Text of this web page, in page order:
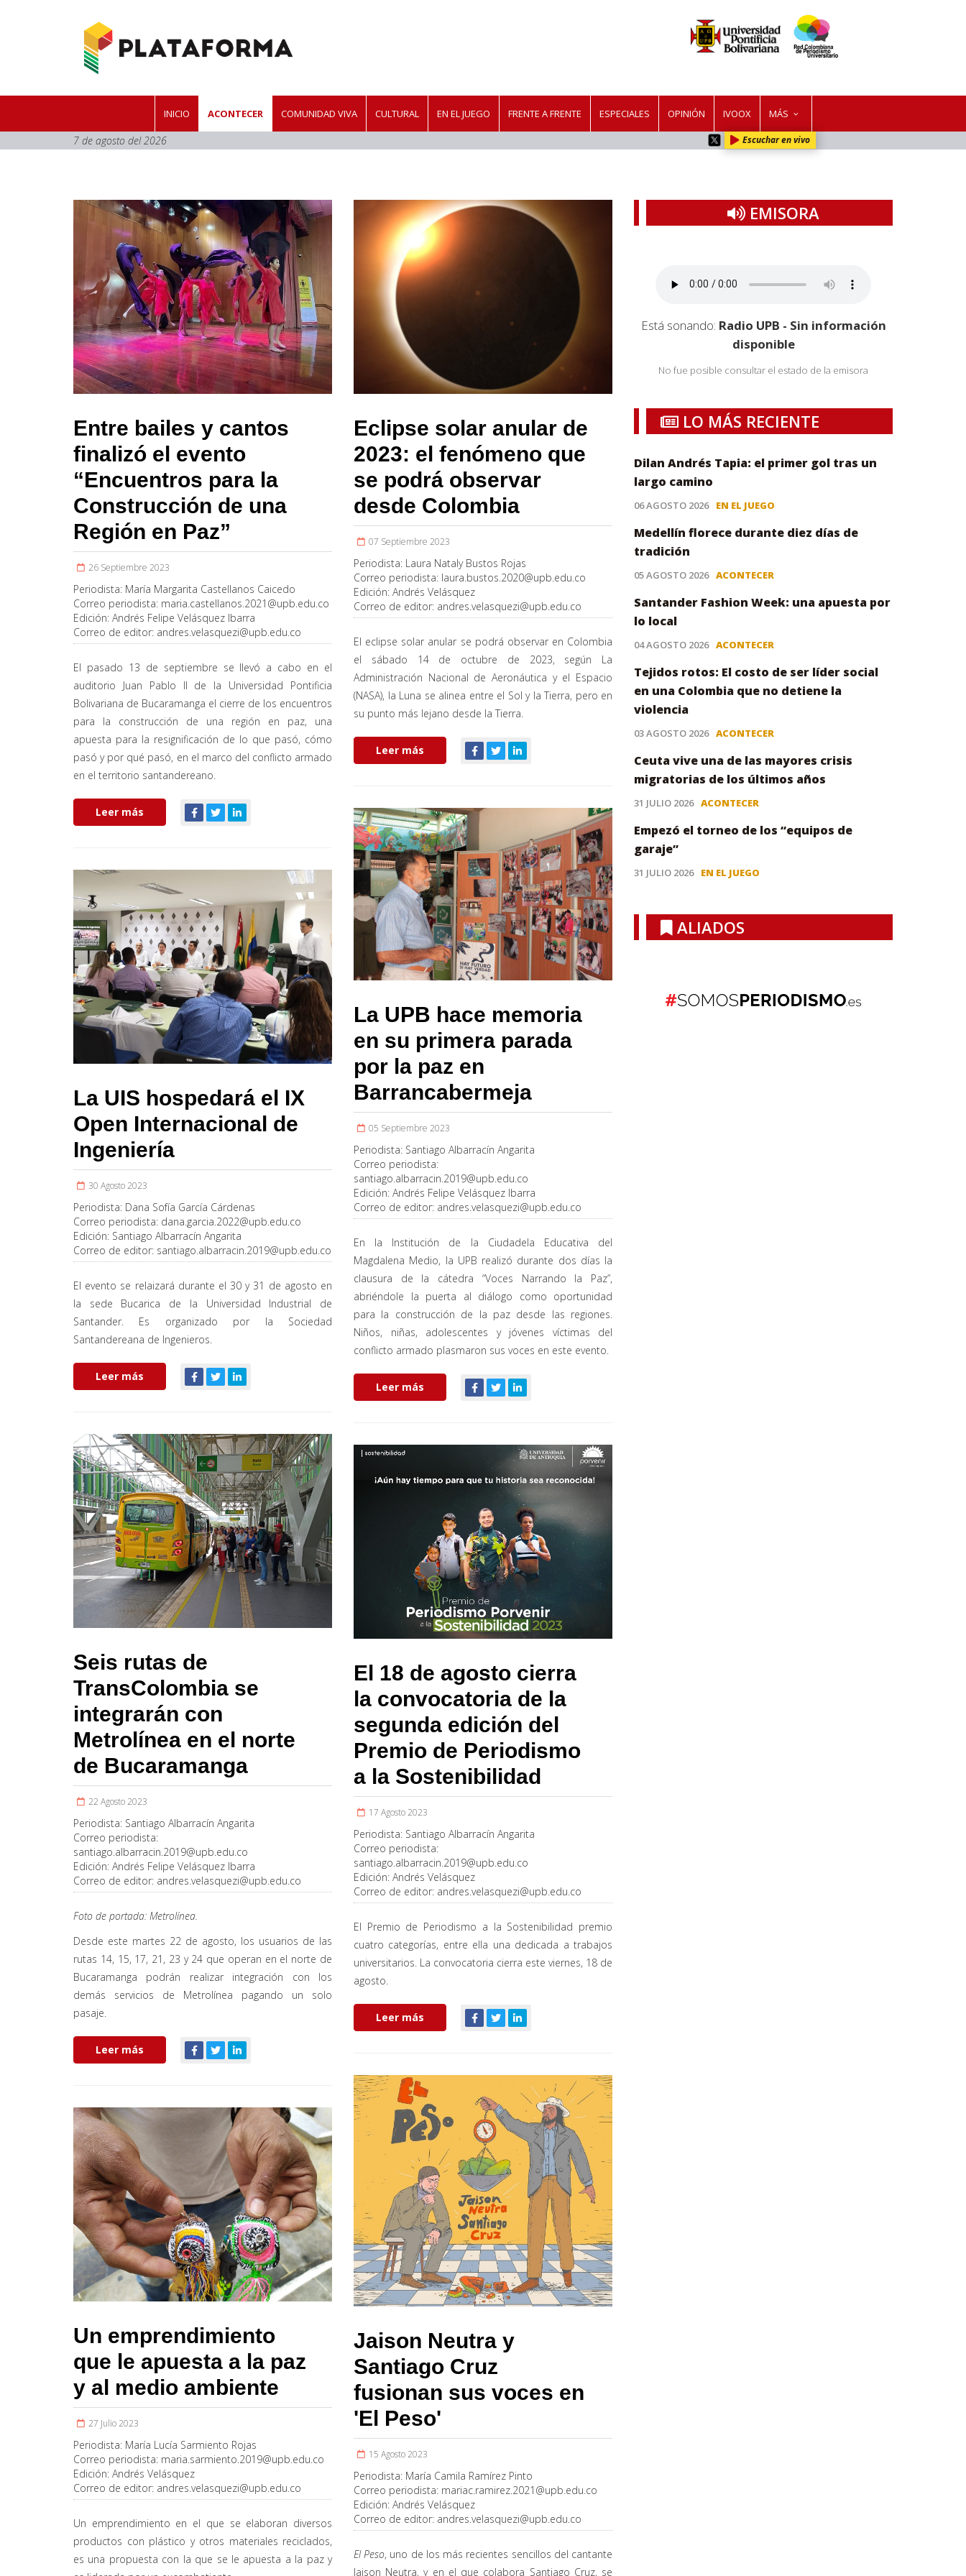
INICIO ACONTECER COMUNIDAD VIVA CULTURAL EN EL JUEGO FRENTE A FRENTE ESPECIALES OPINIÓN IVOOX MÁS
7 de agosto del 2026 Escuchar en vivo
Entre bailes y cantos
finalizó el evento
“Encuentros para la
Construcción de una
Región en Paz”
26 Septiembre 2023
Periodista: María Margarita Castellanos Caicedo
Correo periodista: maria.castellanos.2021@upb.edu.co
Edición: Andrés Felipe Velásquez Ibarra
Correo de editor: andres.velasquezi@upb.edu.co
El pasado 13 de septiembre se llevó a cabo en el
auditorio Juan Pablo II de la Universidad Pontificia
Bolivariana de Bucaramanga el cierre de los encuentros
para la construcción de una región en paz, una
apuesta para la resignificación de lo que pasó, cómo
pasó y por qué pasó, en el marco del conflicto armado
en el territorio santandereano.
Leer más
Eclipse solar anular de
2023: el fenómeno que
se podrá observar
desde Colombia
07 Septiembre 2023
Periodista: Laura Nataly Bustos Rojas
Correo periodista: laura.bustos.2020@upb.edu.co
Edición: Andrés Velásquez
Correo de editor: andres.velasquezi@upb.edu.co
El eclipse solar anular se podrá observar en Colombia
el sábado 14 de octubre de 2023, según La
Administración Nacional de Aeronáutica y el Espacio
(NASA), la Luna se alinea entre el Sol y la Tierra, pero en
su punto más lejano desde la Tierra.
Leer más
La UPB hace memoria
en su primera parada
por la paz en
Barrancabermeja
05 Septiembre 2023
Periodista: Santiago Albarracín Angarita
Correo periodista:
santiago.albarracin.2019@upb.edu.co
Edición: Andrés Felipe Velásquez Ibarra
Correo de editor: andres.velasquezi@upb.edu.co
En la Institución de la Ciudadela Educativa del
Magdalena Medio, la UPB realizó durante dos días la
clausura de la cátedra “Voces Narrando la Paz”,
abriéndole la puerta al diálogo como oportunidad
para la construcción de la paz desde las regiones.
Niños, niñas, adolescentes y jóvenes víctimas del
conflicto armado plasmaron sus voces en este evento.
Leer más
La UIS hospedará el IX
Open Internacional de
Ingeniería
30 Agosto 2023
Periodista: Dana Sofía García Cárdenas
Correo periodista: dana.garcia.2022@upb.edu.co
Edición: Santiago Albarracín Angarita
Correo de editor: santiago.albarracin.2019@upb.edu.co
El evento se relaizará durante el 30 y 31 de agosto en
la sede Bucarica de la Universidad Industrial de
Santander. Es organizado por la Sociedad
Santandereana de Ingenieros.
Leer más
Seis rutas de
TransColombia se
integrarán con
Metrolínea en el norte
de Bucaramanga
22 Agosto 2023
Periodista: Santiago Albarracín Angarita
Correo periodista:
santiago.albarracin.2019@upb.edu.co
Edición: Andrés Felipe Velásquez Ibarra
Correo de editor: andres.velasquezi@upb.edu.co
Foto de portada: Metrolínea.
Desde este martes 22 de agosto, los usuarios de las
rutas 14, 15, 17, 21, 23 y 24 que operan en el norte de
Bucaramanga podrán realizar integración con los
demás servicios de Metrolínea pagando un solo
pasaje.
Leer más
El 18 de agosto cierra
la convocatoria de la
segunda edición del
Premio de Periodismo
a la Sostenibilidad
17 Agosto 2023
Periodista: Santiago Albarracín Angarita
Correo periodista:
santiago.albarracin.2019@upb.edu.co
Edición: Andrés Velásquez
Correo de editor: andres.velasquezi@upb.edu.co
El Premio de Periodismo a la Sostenibilidad premio
cuatro categorías, entre ella una dedicada a trabajos
universitarios. La convocatoria cierra este viernes, 18 de
agosto.
Leer más
Jaison Neutra y
Santiago Cruz
fusionan sus voces en
'El Peso'
15 Agosto 2023
Periodista: María Camila Ramírez Pinto
Correo periodista: mariac.ramirez.2021@upb.edu.co
Edición: Andrés Velásquez
Correo de editor: andres.velasquezi@upb.edu.co
El Peso, uno de los más recientes sencillos del cantante
Jaison Neutra, y en el que colabora Santiago Cruz, se
Un emprendimiento
que le apuesta a la paz
y al medio ambiente
27 Julio 2023
Periodista: María Lucía Sarmiento Rojas
Correo periodista: maria.sarmiento.2019@upb.edu.co
Edición: Andrés Velásquez
Correo de editor: andres.velasquezi@upb.edu.co
Un emprendimiento en el que se elaboran diversos
productos con plástico y otros materiales reciclados,
es una propuesta con la que se le apuesta a la paz y
EMISORA
Está sonando: Radio UPB - Sin información
disponible
No fue posible consultar el estado de la emisora
LO MÁS RECIENTE
Dilan Andrés Tapia: el primer gol tras un
largo camino
06 AGOSTO 2026 EN EL JUEGO
Medellín florece durante diez días de
tradición
05 AGOSTO 2026 ACONTECER
Santander Fashion Week: una apuesta por
lo local
04 AGOSTO 2026 ACONTECER
Tejidos rotos: El costo de ser líder social
en una Colombia que no detiene la
violencia
03 AGOSTO 2026 ACONTECER
Ceuta vive una de las mayores crisis
migratorias de los últimos años
31 JULIO 2026 ACONTECER
Empezó el torneo de los “equipos de
garaje”
31 JULIO 2026 EN EL JUEGO
ALIADOS